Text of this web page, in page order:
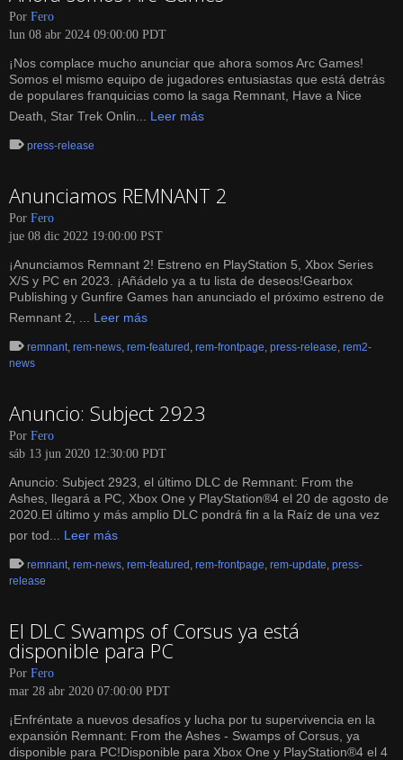
Por Fero
lun 08 abr 2024 09:00:00 PDT
¡Nos complace mucho anunciar que ahora somos Arc Games!
Somos el mismo equipo de jugadores entusiastas que está detrás
de populares franquicias como la saga Remnant, Have a Nice
Death, Star Trek Onlin... Leer más
press-release
Anunciamos REMNANT 2
Por Fero
jue 08 dic 2022 19:00:00 PST
¡Anunciamos Remnant 2! Estreno en PlayStation 5, Xbox Series
X/S y PC en 2023. ¡Añádelo ya a tu lista de deseos!Gearbox
Publishing y Gunfire Games han anunciado el próximo estreno de
Remnant 2, ... Leer más
remnant, rem-news, rem-featured , rem-frontpage, press-release, rem2-
news
Anuncio: Subject 2923
Por Fero
sáb 13 jun 2020 12:30:00 PDT
Anuncio: Subject 2923, el último DLC de Remnant: From the
Ashes, llegará a PC, Xbox One y PlayStation®4 el 20 de agosto de
2020.El último y más amplio DLC pondrá fin a la Raíz de una vez
por tod... Leer más
remnant, rem-news, rem-featured , rem-frontpage, rem-update, press-
release
El DLC Swamps of Corsus ya está
disponible para PC
Por Fero
mar 28 abr 2020 07:00:00 PDT
¡Enfréntate a nuevos desafíos y lucha por tu supervivencia en la
expansión Remnant: From the Ashes - Swamps of Corsus, ya
disponible para PC!Disponible para Xbox One y PlayStation®4 el 4